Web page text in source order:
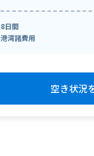
8日間
港湾諸費用
空き状況